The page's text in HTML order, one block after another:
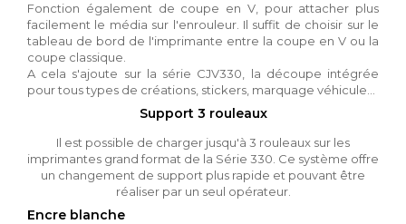
Fonction également de coupe en V, pour attacher plus
facilement le média sur l'enrouleur. Il suffit de choisir sur le
tableau de bord de l'imprimante entre la coupe en V ou la
coupe classique.
A cela s'ajoute sur la série CJV330, la découpe intégrée
pour tous types de créations, stickers, marquage véhicule...
Support 3 rouleaux
Il est possible de charger jusqu'à 3 rouleaux sur les
imprimantes grand format de la Série 330. Ce système offre
un changement de support plus rapide et pouvant être
réaliser par un seul opérateur.
Encre blanche